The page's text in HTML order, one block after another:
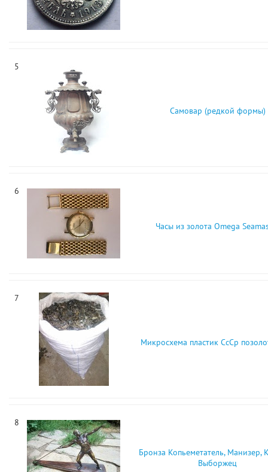
5
Самовар (редкой формы)
6
Часы из золота Omega
7
Микросхема пластик СсСр
8
Бронза Копьеметатель, Манизер,
Выборжец